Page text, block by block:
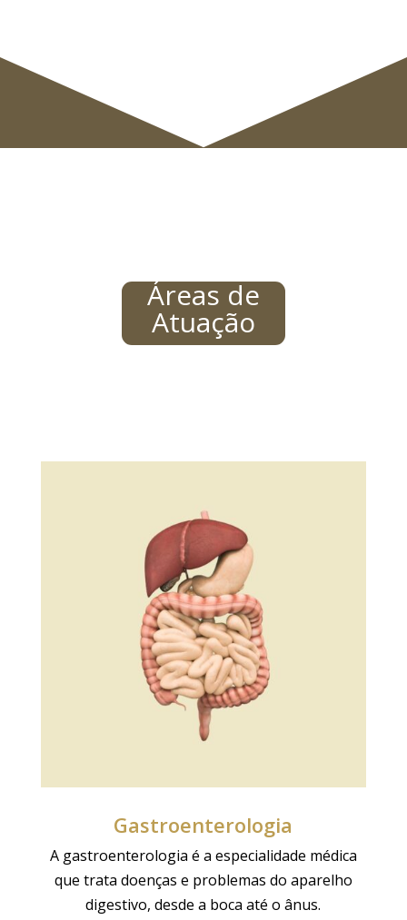
Áreas de
Atuação
Gastroenterologia
A gastroenterologia é a especialidade médica
que trata doenças e problemas do aparelho
digestivo, desde a boca até o ânus.